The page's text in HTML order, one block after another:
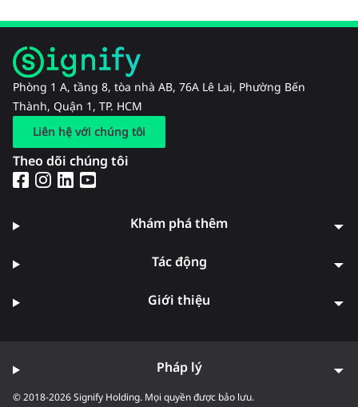
Phòng 1 A, tầng 8, tòa nhà AB, 76A Lê Lai, Phường Bến
Thành, Quận 1, TP. HCM
Liên hệ với chúng tôi
Theo dõi chúng tôi
Khám phá thêm
Tác động
Giới thiệu
© 2018-2026 Signify Holding. Mọi quyền được bảo lưu.
Pháp lý